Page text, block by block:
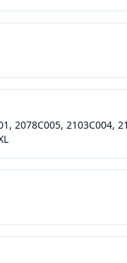
2078C005, 2103C004,